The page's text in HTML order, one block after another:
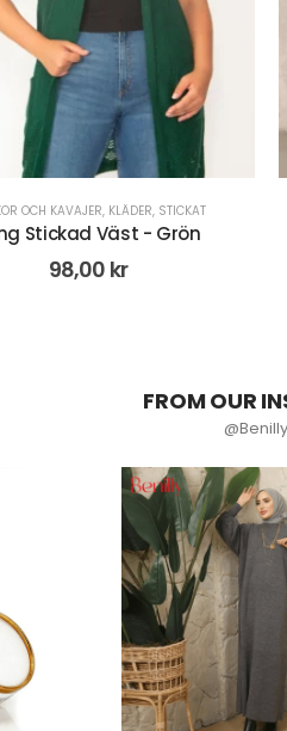
OUT OF STOCK
,KLÄNNINGAR & KJOLAR
kjol - Marinblå
399,00kr 279,00
FROM OUR